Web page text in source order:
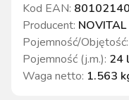
Kod EAN:
Producent: NOVITAL
Pojemność/Objętość:
Pojemność (j.m.): 24 l
Waga netto: 1.563